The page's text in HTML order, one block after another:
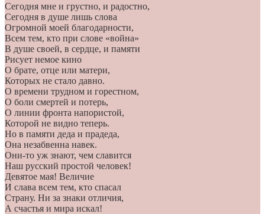
Сегодня мне и грустно, и радостно,
Сегодня в душе лишь слова
Огромной моей благодарности,
Всем тем, кто при слове «война»
В душе своей, в сердце, и памяти
Рисует немое кино
О брате, отце или матери,
Которых не стало давно.
О времени трудном и горестном,
О боли смертей и потерь,
О линии фронта напористой,
Которой не видно теперь.
Но в памяти деда и прадеда,
Она незабвенна навек.
Они-то уж знают, чем славится
Наш русский простой человек!
Девятое мая! Величие
И слава всем тем, кто спасал
Страну. Ни за знаки отличия,
А счастья и мира искал!